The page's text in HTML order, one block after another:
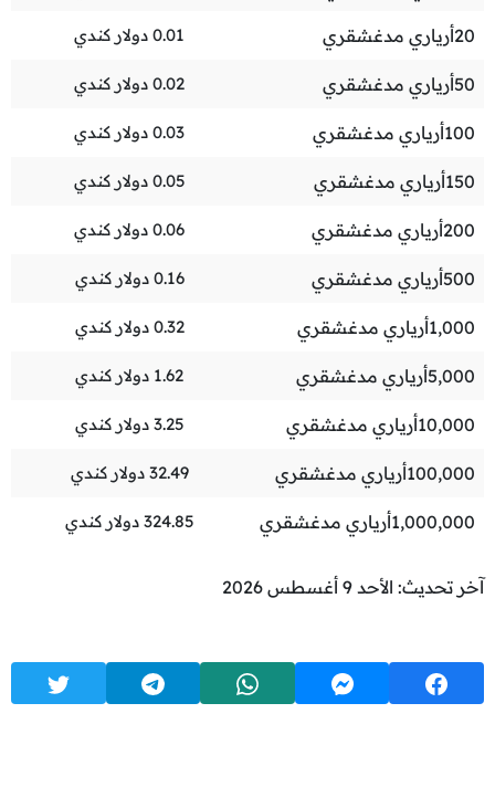
20أرياري مدغشقري 0.01 دولار كندي
50أرياري مدغشقري 0.02 دولار كندي
100أرياري مدغشقري 0.03 دولار كندي
150أرياري مدغشقري 0.05 دولار كندي
200أرياري مدغشقري 0.06 دولار كندي
500أرياري مدغشقري 0.16 دولار كندي
1,000أرياري مدغشقري 0.32 دولار كندي
5,000أرياري مدغشقري 1.62 دولار كندي
10,000أرياري مدغشقري 3.25 دولار كندي
100,000أرياري مدغشقري 32.49 دولار كندي
1,000,000أرياري مدغشقري 324.85 دولار كندي
آخر تحديث: الأحد 9 أغسطس 2026